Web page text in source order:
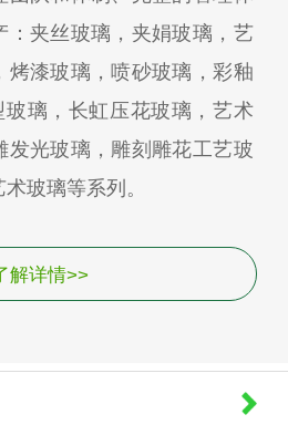
：夹丝玻璃，夹娟玻璃，艺
烤漆玻璃，喷砂玻璃，彩釉
璃，长虹压花玻璃，艺术
发光玻璃，雕刻雕花工艺玻
玻璃等系列。
解详情>>